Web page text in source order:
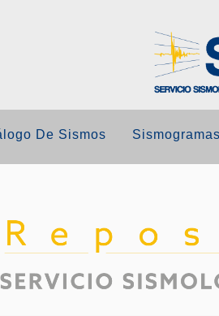
De Sismos Sismogramas